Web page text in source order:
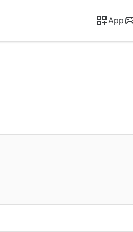
App